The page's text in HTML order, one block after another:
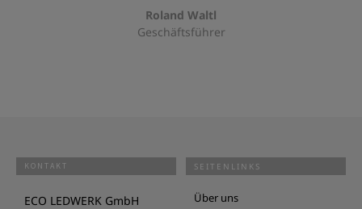
Roland Waltl
Geschäftsführer
KONTAKT
ECO LEDWERK GmbH
SEITENLINKS
Über uns